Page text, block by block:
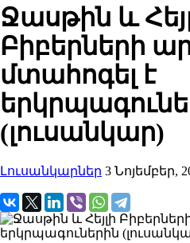
Ջասթին և
Բիբերների
մտահոգել է
(լուսանկար)
Լուսանկարներ 3 Նոյեմբեր,